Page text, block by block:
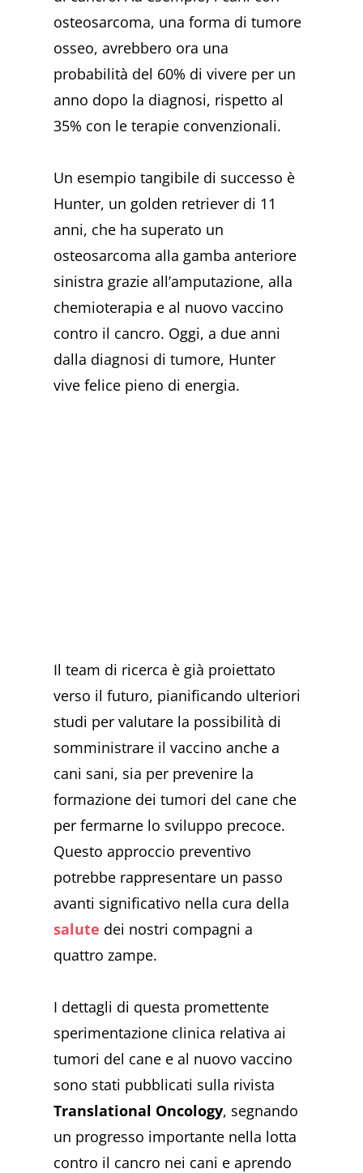
osteosarcoma, una forma di tumore
osseo, avrebbero ora una
probabilità del 60% di vivere per un
anno dopo la diagnosi, rispetto al
35% con le terapie convenzionali.
Un esempio tangibile di successo è
Hunter, un golden retriever di 11
anni, che ha superato un
osteosarcoma alla gamba anteriore
sinistra grazie all’amputazione, alla
chemioterapia e al nuovo vaccino
contro il cancro. Oggi, a due anni
dalla diagnosi di tumore, Hunter
vive felice pieno di energia.
Il team di ricerca è già proiettato
verso il futuro, pianificando ulteriori
studi per valutare la possibilità di
somministrare il vaccino anche a
cani sani, sia per prevenire la
formazione dei tumori del cane che
per fermarne lo sviluppo precoce.
Questo approccio preventivo
potrebbe rappresentare un passo
avanti significativo nella cura della
salute dei nostri compagni a
quattro zampe.
I dettagli di questa promettente
sperimentazione clinica relativa ai
tumori del cane e al nuovo vaccino
sono stati pubblicati sulla rivista
Translational Oncology, segnando
un progresso importante nella lotta
contro il cancro nei cani e aprendo